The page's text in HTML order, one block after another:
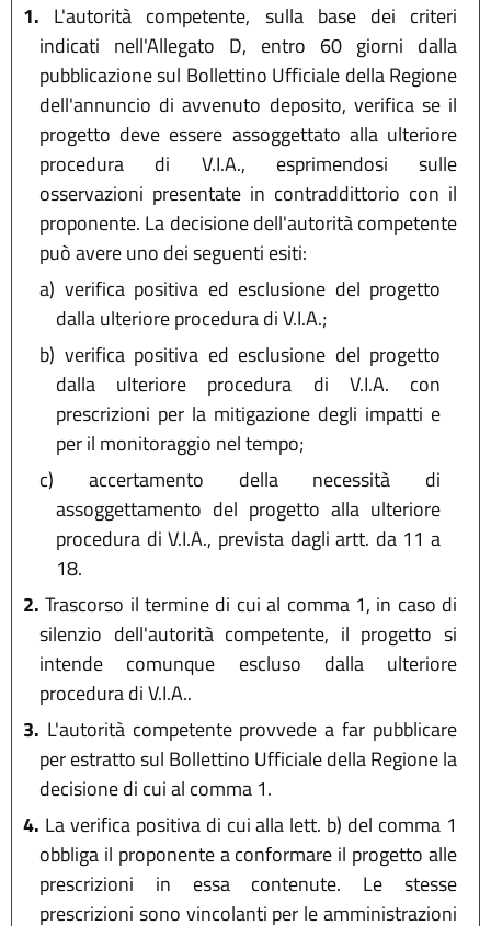
1. L'autorità competente, sulla base dei criteri
indicati nell'Allegato D, entro 60 giorni dalla
pubblicazione sul Bollettino Ufficiale della Regione
dell'annuncio di avvenuto deposito, verifica se il
progetto deve essere assoggettato alla ulteriore
procedura di V.I.A., esprimendosi sulle
osservazioni presentate in contraddittorio con il
proponente. La decisione dell'autorità competente
può avere uno dei seguenti esiti:
a) verifica positiva ed esclusione del progetto
dalla ulteriore procedura di V.I.A.;
b) verifica positiva ed esclusione del progetto
dalla ulteriore procedura di V.I.A. con
prescrizioni per la mitigazione degli impatti e
per il monitoraggio nel tempo;
c) accertamento della necessità di
assoggettamento del progetto alla ulteriore
procedura di V.I.A., prevista dagli artt. da 11 a
18.
2. Trascorso il termine di cui al comma 1, in caso di
silenzio dell'autorità competente, il progetto si
intende comunque escluso dalla ulteriore
procedura di V.I.A..
3. L'autorità competente provvede a far pubblicare
per estratto sul Bollettino Ufficiale della Regione la
decisione di cui al comma 1.
4. La verifica positiva di cui alla lett. b) del comma 1
obbliga il proponente a conformare il progetto alle
prescrizioni in essa contenute. Le stesse
prescrizioni sono vincolanti per le amministrazioni